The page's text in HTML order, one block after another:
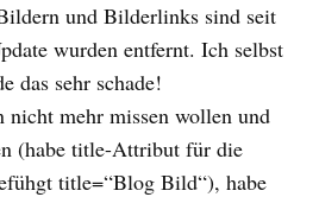
und Bilderlinks sind seit
wurden entfernt. Ich selbst
das sehr schade!
mehr missen wollen und
(habe title-Attribut für die
title=“Blog Bild“), habe